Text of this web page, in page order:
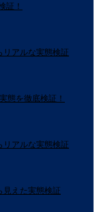
証！
リアルな実態検証
態を徹底検証！
リアルな実態検証
見えた実態検証